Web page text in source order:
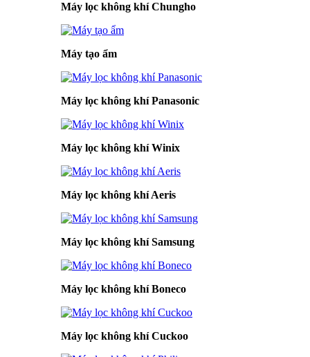
Máy lọc không khí Chungho
Máy tạo ẩm
Máy lọc không khí Panasonic
Máy lọc không khí Winix
Máy lọc không khí Aeris
Máy lọc không khí Samsung
Máy lọc không khí Boneco
Máy lọc không khí Cuckoo